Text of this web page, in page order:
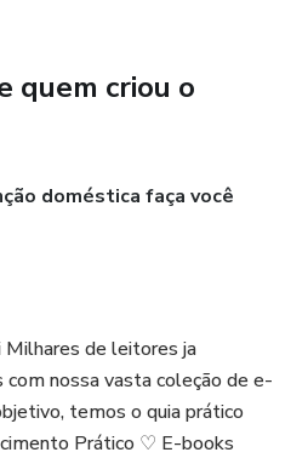
quem criou o
doméstica faça você
Milhares de leitores ja
nossa vasta coleção de e-
temos o quia prático
Prático ♡ E-books